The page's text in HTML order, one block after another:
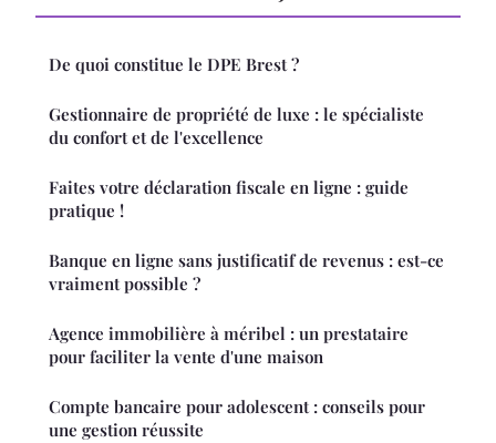
De quoi constitue le DPE Brest ?
Gestionnaire de propriété de luxe : le spécialiste
du confort et de l'excellence
Faites votre déclaration fiscale en ligne : guide
pratique !
Banque en ligne sans justificatif de revenus : est-ce
vraiment possible ?
Agence immobilière à méribel : un prestataire
pour faciliter la vente d'une maison
Compte bancaire pour adolescent : conseils pour
une gestion réussite